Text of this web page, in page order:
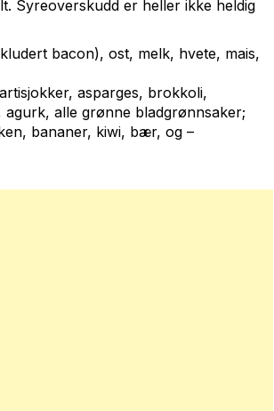
Syreoverskudd er heller ikke heldig
bacon), ost, melk, hvete, mais,
asparges, brokkoli,
alle grønne bladgrønnsaker;
bananer, kiwi, bær, og –